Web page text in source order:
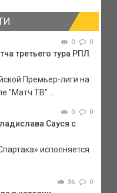
0 0
третьего тура РПЛ
Премьер-лиги на
"Матч ТВ" ...
0 0
Сауся с
исполняется
36 0